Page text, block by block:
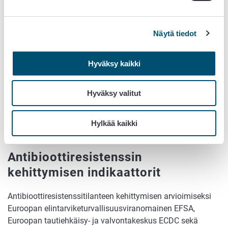
Näytä tiedot
Hyväksy kaikki
Hyväksy valitut
Hylkää kaikki
Bakteerien antibioottiresistenssin
Tärkeimpinä keinoina antibioottiresistenssin hallinnan
käyttötarpeen pitämistä mahdollisimman alhaisena.
Ensimmäiset käyttösuositukset antibioottien käytöstä
eläinten tärkeimpiin tulehdus- ja tartuntatauteihin on
Suomessa annettu jo vuonna 1996. Suositukset on
päivitetty viimeksi vuonna 2016.
Antibioottiresistenssin
kehittymisen indikaattorit
Antibioottiresistenssitilanteen kehittymisen arvioimiseksi
Euroopan elintarviketurvallisuusviranomainen EFSA,
Euroopan tautiehkäisy- ja valvontakeskus ECDC sekä